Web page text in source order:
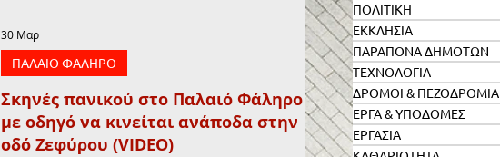
Σκηνές πανικού στο Παλαιό Φάληρο
με οδηγό να κινείται ανάποδα στην
οδό Ζεφύρου (VIDEO)
ΠΑΛΑΙΟ ΦΑΛΗΡΟ
30 Μαρ
ΠΟΛΙΤΙΚΗ
ΕΚΚΛΗΣΙΑ
ΠΑΡΑΠΟΝΑ ΔΗΜΟΤΩΝ
ΤΕΧΝΟΛΟΓΙΑ
ΔΡΟΜΟΙ & ΠΕΖΟΔΡΟΜΙΑ
ΕΡΓΑ & ΥΠΟΔΟΜΕΣ
ΕΡΓΑΣΙΑ